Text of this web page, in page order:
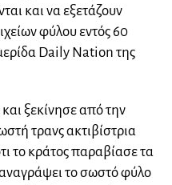
και να εξετάζουν
φύλου εντός 60
Daily Nation της
ξεκίνησε από την
τρανς ακτιβίστρια
το κράτος παραβίασε τα
το σωστό φύλο